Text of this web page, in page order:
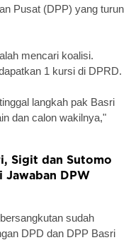
Pusat (DPP) yang turun
mencari koalisi.
1 kursi di DPRD.
langkah pak Basri
dan calon wakilnya,"
Sigit dan Sutomo
Jawaban DPW
sudah
DPD dan DPP Basri